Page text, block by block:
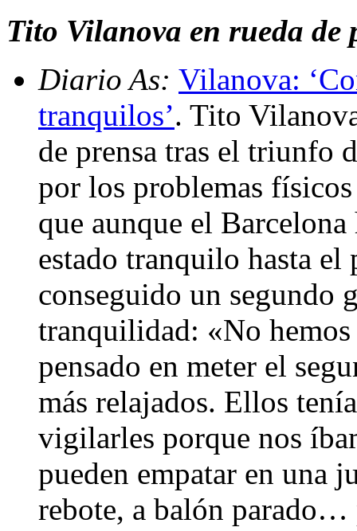
Tito Vilanova en rueda de
Diario As: Vilanova:
tranquilos’. Tito
de prensa tras el triunfo
por los problemas
que aunque el
estado tranquilo hasta
conseguido un segundo
tranquilidad: «No hemos
pensado en meter el
más relajados. Ellos
vigilarles porque nos
pueden empatar en una
rebote, a balón parado…